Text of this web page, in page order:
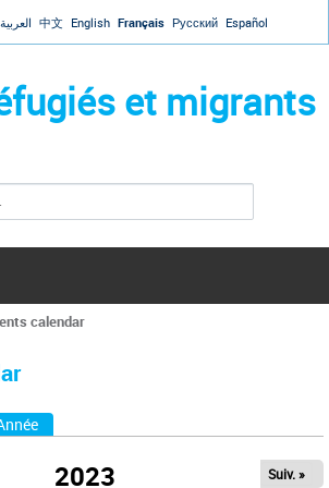
Jump to navigationالعربية 中文 English Français Русский Español
et migrants
calendar
2023 Suiv. »